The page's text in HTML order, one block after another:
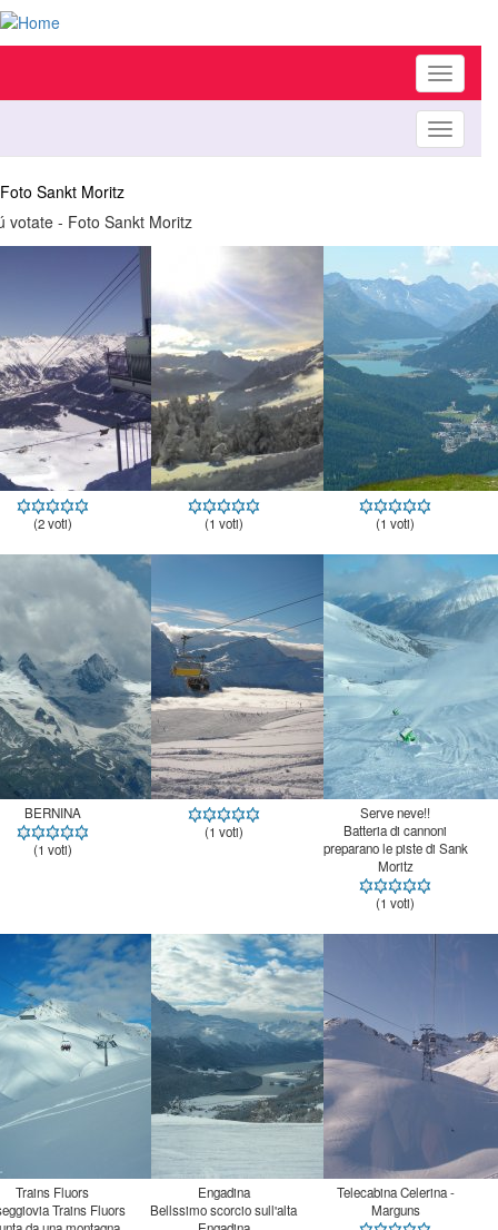
Toggle
Toggle
Foto Sankt Moritz
votate - Foto Sankt Moritz
(2 voti) (1 voti) (1 voti)
BERNINA
(1 voti)
(1 voti)
Serve neve!!
Batteria di cannoni
preparano le piste di Sank
Moritz
(1 voti)
Trains Fluors
Trains Fluors
Engadina
Bellssimo scorcio sull'alta
Telecabina Celerina -
Marguns